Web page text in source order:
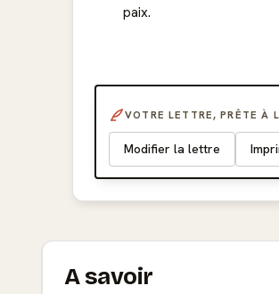
paix.
VOTRE LETTRE, PRÊTE À
Modifier la lettre
A savoir